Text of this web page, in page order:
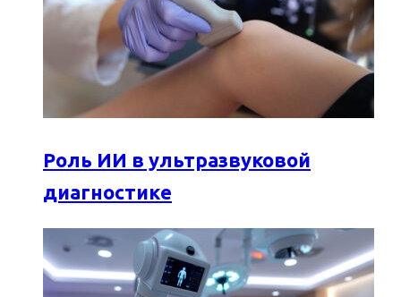
Роль ИИ в ультразвуковой
диагностике